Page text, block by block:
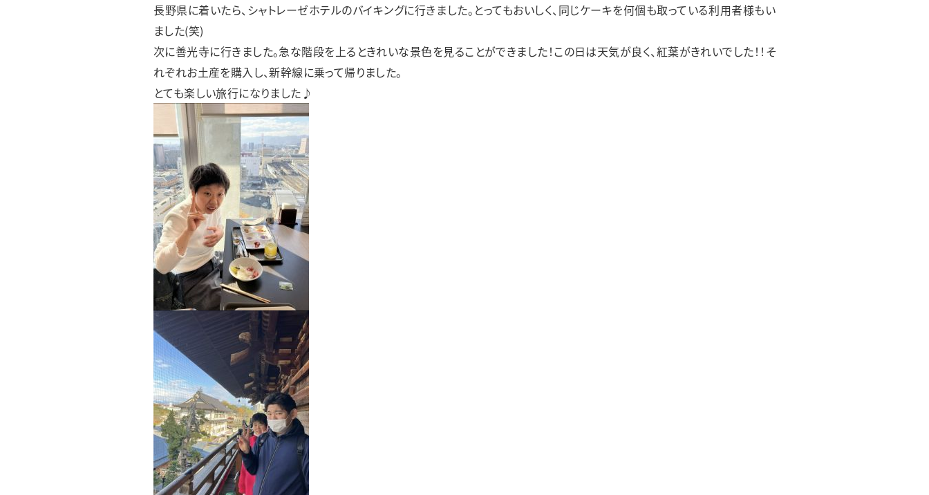
長野県に着いたら、シャトレーゼホテルのバイキングに行きました。とってもおいしく、同じケーキを何個も取っている利用者様もい
ました(笑)
次に善光寺に行きました。急な階段を上るときれいな景色を見ることができました！この日は天気が良く、紅葉がきれいでした！！そ
れぞれお土産を購入し、新幹線に乗って帰りました。
とても楽しい旅行になりました♪